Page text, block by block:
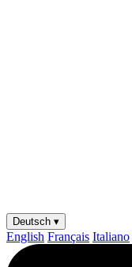
Deutsch ▾
English Français Italiano